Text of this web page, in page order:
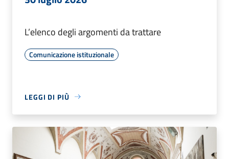
L’elenco degli argomenti da trattare
Comunicazione istituzionale
LEGGI DI PIÙ